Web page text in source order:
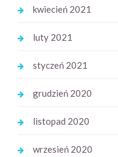
kwiecień 2021
luty 2021
styczeń 2021
grudzień 2020
listopad 2020
wrzesień 2020